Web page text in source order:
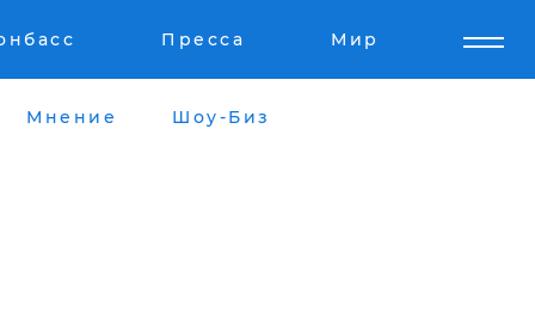
Пресса Мир
Мнение Шоу-Биз